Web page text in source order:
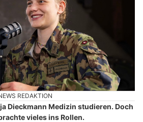
REDAKTION
Dieckmann Medizin studieren. Doch
vieles ins Rollen.